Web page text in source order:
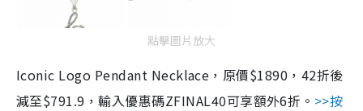
點擊圖片放大
Iconic Logo Pendant Necklace，原價$1890，42折後
減至$791.9，輸入優惠碼ZFINAL40可享額外6折。 >>按